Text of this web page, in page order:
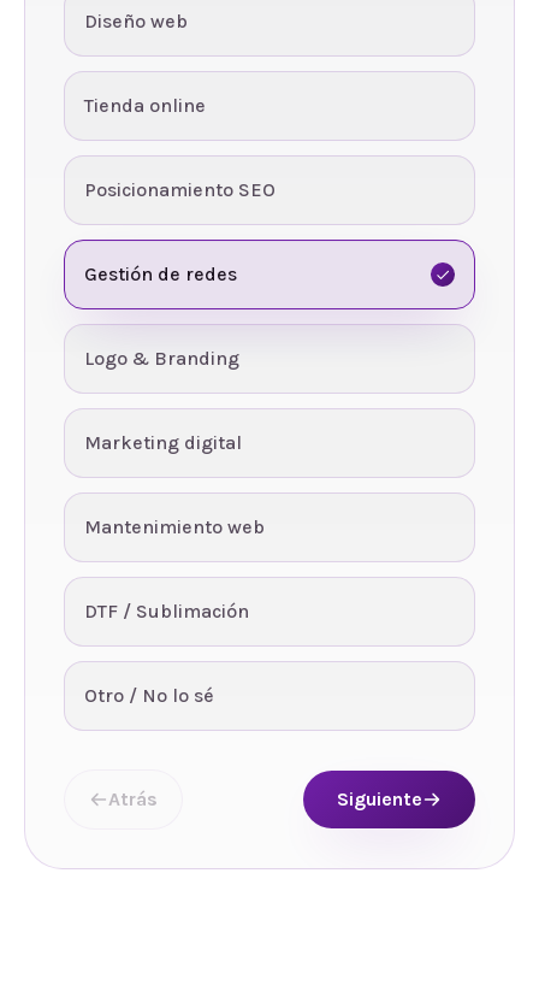
Diseño web
Tienda online
Posicionamiento SEO
Gestión de redes
Logo & Branding
Marketing digital
Mantenimiento web
DTF / Sublimación
Otro / No lo sé
Atrás Siguiente